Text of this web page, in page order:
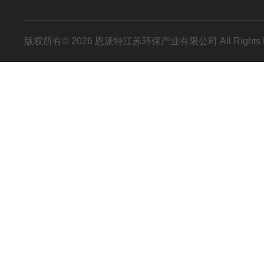
版权所有© 2026 恩派特江苏环保产业有限公司 All